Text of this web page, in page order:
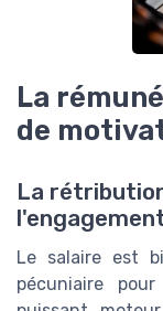
La
de
La
Le salaire est
pécuniaire